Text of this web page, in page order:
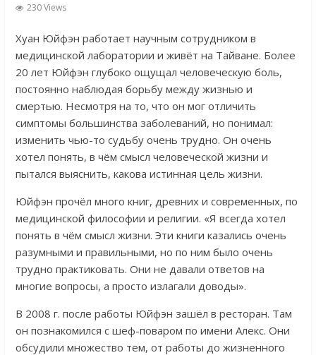
230 Views
Хуан Юйфэн работает научным сотрудником в
медицинской лаборатории и живёт на Тайване. Более
20 лет Юйфэн глубоко ощущал человеческую боль,
постоянно наблюдая борьбу между жизнью и
смертью. Несмотря на то, что он мог отличить
симптомы большинства заболеваний, но понимал:
изменить чью-то судьбу очень трудно. Он очень
хотел понять, в чём смысл человеческой жизни и
пытался выяснить, какова истинная цель жизни.
Юйфэн прочёл много книг, древних и современных, по
медицинской философии и религии. «Я всегда хотел
понять в чём смысл жизни. Эти книги казались очень
разумными и правильными, но по ним было очень
трудно практиковать. Они не давали ответов на
многие вопросы, а просто излагали доводы».
В 2008 г. после работы Юйфэн зашёл в ресторан. Там
он познакомился с шеф-поваром по имени Алекс. Они
обсудили множество тем, от работы до жизненного